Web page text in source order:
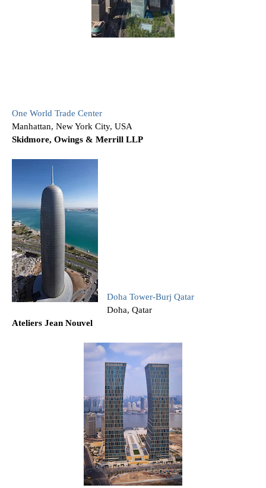
One World Trade Center
Manhattan, New York City, USA
Skidmore, Owings & Merrill LLP
Doha Tower-Burj Qatar
Doha, Qatar
Ateliers Jean Nouvel